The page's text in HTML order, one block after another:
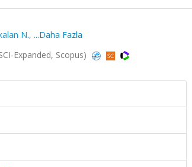
N., ...Daha Fazla
Expanded, Scopus)